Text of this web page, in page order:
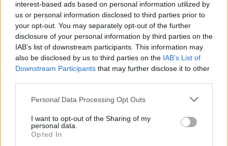
interest-based ads based on personal information utilized by
us or personal information disclosed to third parties prior to
your opt-out. You may separately opt-out of the further
disclosure of your personal information by third parties on the
IAB’s list of downstream participants. This information may
also be disclosed by us to third parties on the IAB’s List of
Downstream Participants that may further disclose it to other
Please note that this website/app uses one or more Google
not limited to your visit or usage behaviour. You may click to
grant or deny consent to Google and its third-party tags to
use your data for below specified purposes in below Google
Personal Data Processing Opt Outs
I want to opt-out of the Sharing of my
personal data.
Opted In